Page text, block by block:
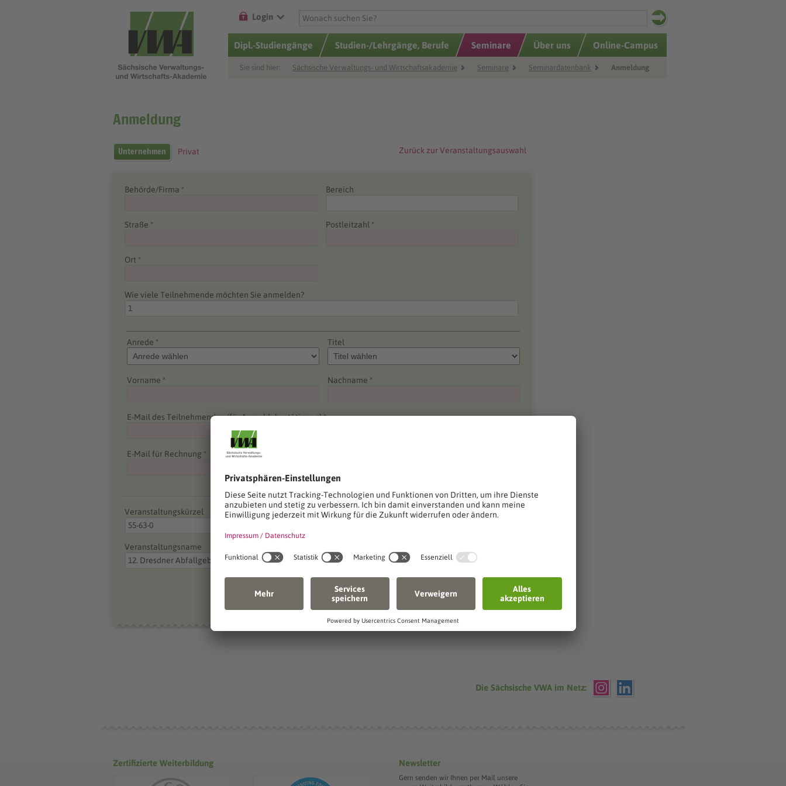
Login
Dipl.-Studiengänge Studien-/Lehrgänge, Berufe Seminare Über uns Online-Campus
Sie sind hier: Sächsische Verwaltungs- und Wirtschaftsakademie Seminare Seminardatenbank Anmeldung
Anmeldung
Unternehmen Privat Zurück zur Veranstaltungsauswahl
Behörde/Firma * Bereich
Straße * Postleitzahl *
Ort *
Wie viele Teilnehmende möchten Sie anmelden?
Anrede * Titel
Vorname * Nachname *
E-Mail des Teilnehmenden (für Anmeldebestätigung) *
E-Mail für Rechnung *
Veranstaltungskürzel
Veranstaltungsname
Senden
Die Sächsische VWA im Netz:
Zertifizierte Weiterbildung Newsletter
Gern senden wir Ihnen per Mail unsere